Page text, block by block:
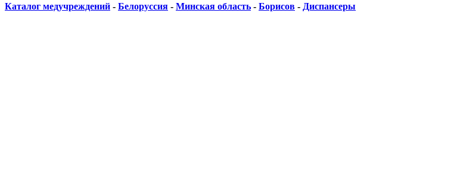
Каталог медучреждений - Белоруссия - Минская область - Борисов - Диспансеры